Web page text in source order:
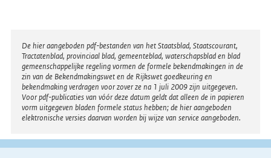
Disclaimer
De hier aangeboden pdf-bestanden van het Staatsblad, Staatscourant,
Tractatenblad, provinciaal blad, gemeenteblad, waterschapsblad en blad
gemeenschappelijke regeling vormen de formele bekendmakingen in de
zin van de Bekendmakingswet en de Rijkswet goedkeuring en
bekendmaking verdragen voor zover ze na 1 juli 2009 zijn uitgegeven.
Voor pdf-publicaties van vóór deze datum geldt dat alleen de in papieren
vorm uitgegeven bladen formele status hebben; de hier aangeboden
elektronische versies daarvan worden bij wijze van service aangeboden.